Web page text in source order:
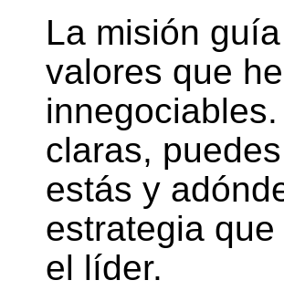
La misión
valores que
claras,
estás y
estrategia
el líder.